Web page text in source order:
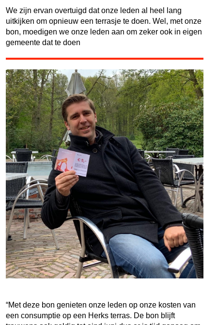
We zijn ervan overtuigd dat onze leden al heel lang
uitkijken om opnieuw een terrasje te doen. Wel, met onze
bon, moedigen we onze leden aan om zeker ook in eigen
gemeente dat te doen
“Met deze bon genieten onze leden op onze kosten van
een consumptie op een Herks terras. De bon blijft